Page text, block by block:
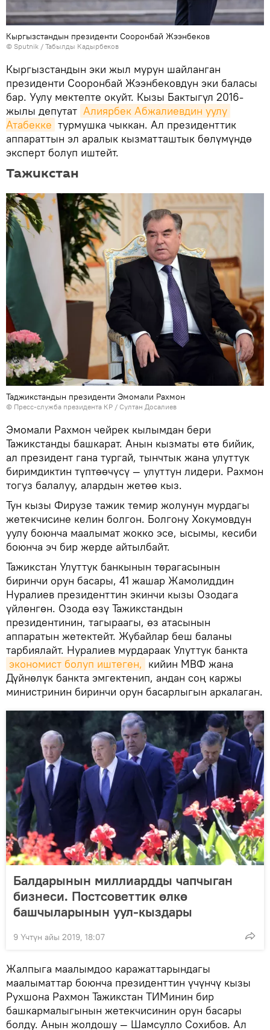
Кыргызстандын президенти Сооронбай Жээнбеков
© Sputnik / Табылды Кадырбеков
Кыргызстандын эки жыл мурун шайланган
президенти Сооронбай Жээнбековдун эки баласы
бар. Уулу мектепте окуйт. Кызы Бактыгүл 2016-
жылы депутат Алиярбек Абжалиевдин уулу
Атабекке турмушка чыккан. Ал президенттик
аппараттын эл аралык кызматташтык бөлүмүндө
эксперт болуп иштейт.
Тажикстан
Таджикстандын президенти Эмомали Рахмон
© Пресс-служба президента КР / Султан Досалиев
Эмомали Рахмон чейрек кылымдан бери
Тажикстанды башкарат. Анын кызматы өтө бийик,
ал президент гана тургай, тынчтык жана улуттук
биримдиктин түптөөчүсү — улуттун лидери. Рахмон
тогуз балалуу, алардын жетөө кыз.
Тун кызы Фирузе тажик темир жолунун мурдагы
жетекчисине келин болгон. Болгону Хокумовдун
уулу боюнча маалымат жокко эсе, ысымы, кесиби
боюнча эч бир жерде айтылбайт.
Тажикстан Улуттук банкынын төрагасынын
биринчи орун басары, 41 жашар Жамолиддин
Нуралиев президенттин экинчи кызы Озодага
үйлөнгөн. Озода өзү Тажикстандын
президентинин, тагыраагы, өз атасынын
аппаратын жетектейт. Жубайлар беш баланы
тарбиялайт. Нуралиев мурдараак Улуттук банкта
экономист болуп иштеген, кийин МВФ жана
Дүйнөлүк банкта эмгектенип, андан соң каржы
министринин биринчи орун басарлыгын аркалаган.
Балдарынын миллиардды чапчыган
бизнеси. Постсоветтик өлкө
башчыларынын уул-кыздары
9 Үчтүн айы 2019, 18:07
Жалпыга маалымдоо каражаттарындагы
маалыматтар боюнча президенттин үчүнчү кызы
Рухшона Рахмон Тажикстан ТИМинин бир
башкармалыгынын жетекчисинин орун басары
болду. Анын жолдошу — Шамсулло Сохибов. Ал